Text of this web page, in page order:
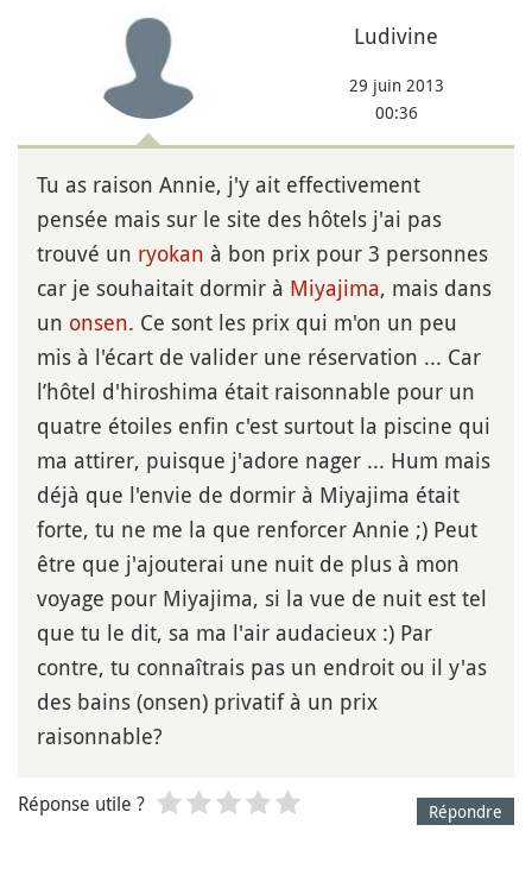
Ludivine
29 juin 2013
00:36
Tu as raison Annie, j'y ait effectivement
pensée mais sur le site des hôtels j'ai pas
trouvé un ryokan à bon prix pour 3 personnes
car je souhaitait dormir à Miyajima, mais dans
un onsen. Ce sont les prix qui m'on un peu
mis à l'écart de valider une réservation ... Car
l’hôtel d'hiroshima était raisonnable pour un
quatre étoiles enfin c'est surtout la piscine qui
ma attirer, puisque j'adore nager ... Hum mais
déjà que l'envie de dormir à Miyajima était
forte, tu ne me la que renforcer Annie ;) Peut
être que j'ajouterai une nuit de plus à mon
voyage pour Miyajima, si la vue de nuit est tel
que tu le dit, sa ma l'air audacieux :) Par
contre, tu connaîtrais pas un endroit ou il y'as
des bains (onsen) privatif à un prix
raisonnable?
Répondre
Réponse utile ?